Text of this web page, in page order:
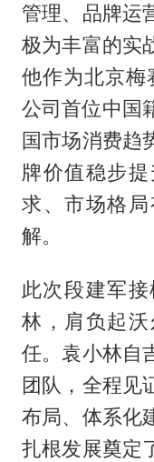
管理、品牌运
极为丰富的实
他作为北京梅
公司首位中国
国市场消费趋
牌价值稳步
求、市场格
解。
此次段建军
林，肩负起
任。袁小林自
团队，全程见
布局、体系化
扎根发展奠定